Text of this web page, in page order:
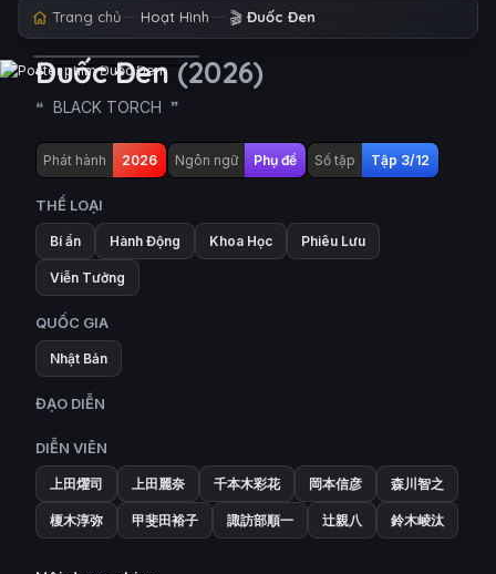
Trang chủ Hoạt Hình 🎬 Đuốc Đen
Đuốc Đen (2026)
BLACK TORCH
Phát hành 2026 Ngôn ngữ Phụ đề Số tập Tập 3/12
THỂ LOẠI
Bí ẩn Hành Động Khoa Học Phiêu Lưu
Viễn Tưởng
QUỐC GIA
Nhật Bản
ĐẠO DIỄN
DIỄN VIÊN
上田燿司 上田麗奈 千本木彩花 岡本信彦 森川智之
榎木淳弥 甲斐田裕子 諏訪部順一 辻親八 鈴木崚汰